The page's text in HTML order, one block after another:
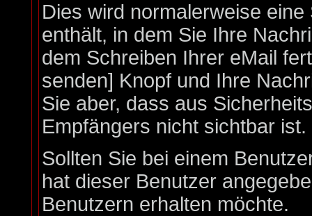
Dies wird normalerweise
enthält, in dem Sie Ihre
dem Schreiben Ihrer eMail
senden] Knopf und Ihre
Sie aber, dass aus
Empfängers nicht sichtbar ist.
Sollten Sie bei einem
hat dieser Benutzer
Benutzern erhalten möchte.